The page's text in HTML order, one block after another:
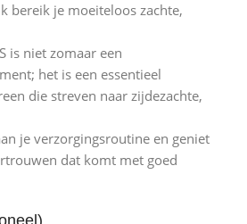
bereik je moeiteloos zachte,
is niet zomaar een
het is een essentieel
die streven naar zijdezachte,
je verzorgingsroutine en geniet
dat komt met goed